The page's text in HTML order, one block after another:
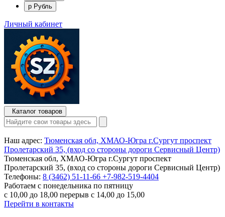
р Рубль
Личный кабинет
Каталог товаров
Наш адрес: Тюменская обл, ХМАО-Югра г.Сургут проспект
Пролетарский 35, (вход со стороны дороги Сервисный Центр)
Тюменская обл, ХМАО-Югра г.Сургут проспект
Пролетарский 35, (вход со стороны дороги Сервисный Центр)
Телефоны: 8 (3462) 51-11-66 +7-982-519-4404
Работаем с понедельника по пятницу
с 10,00 до 18,00 перерыв с 14,00 до 15,00
Перейти в контакты